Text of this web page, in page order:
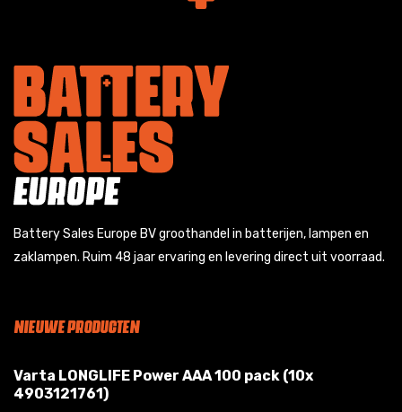
Battery Sales Europe BV groothandel in batterijen, lampen en
zaklampen. Ruim 48 jaar ervaring en levering direct uit voorraad.
NIEUWE PRODUCTEN
Varta LONGLIFE Power AAA 100 pack (10x
4903121761)